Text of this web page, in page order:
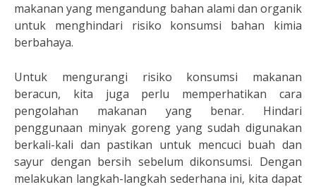
makanan yang mengandung bahan alami dan organik
untuk menghindari risiko konsumsi bahan kimia
berbahaya.
Untuk mengurangi risiko konsumsi makanan
beracun, kita juga perlu memperhatikan cara
pengolahan makanan yang benar. Hindari
penggunaan minyak goreng yang sudah digunakan
berkali-kali dan pastikan untuk mencuci buah dan
sayur dengan bersih sebelum dikonsumsi. Dengan
melakukan langkah-langkah sederhana ini, kita dapat